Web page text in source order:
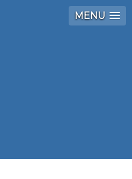
MENU